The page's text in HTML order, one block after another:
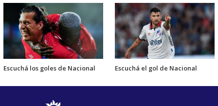
Escuchá los goles de Nacional Escuchá el gol de Nacional